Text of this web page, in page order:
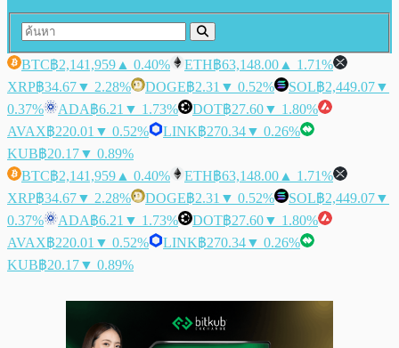
BTC฿2,141,959 ▲ 0.40% ETH฿63,148.00 ▲ 1.71%
XRP฿34.67▼ 2.28% DOGE฿2.31 ▼ 0.52% SOL฿2,449.07▼
0.37%
ADA฿6.21 ▼ 1.73% DOT฿27.60▼ 1.80%
AVAX฿220.01 ▼ 0.52% LINK฿270.34▼ 0.26%
KUB฿20.17▼ 0.89%
BTC฿2,141,959 ▲ 0.40% ETH฿63,148.00 ▲ 1.71%
XRP฿34.67▼ 2.28% DOGE฿2.31 ▼ 0.52% SOL฿2,449.07▼
0.37%
ADA฿6.21 ▼ 1.73% DOT฿27.60▼ 1.80%
AVAX฿220.01 ▼ 0.52% LINK฿270.34▼ 0.26%
KUB฿20.17▼ 0.89%